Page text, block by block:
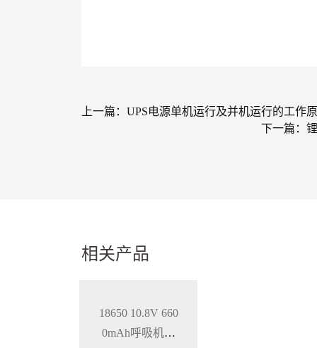
上一篇： UPS电源单机运行及并机运行的工作
下一篇：
相关产品
18650 10.8V 660
0mAh呼吸机智